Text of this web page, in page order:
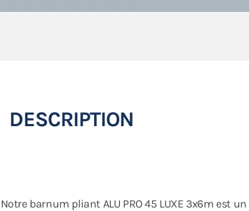
DESCRIPTION
Notre barnum pliant ALU PRO 45 LUXE 3x6m est un